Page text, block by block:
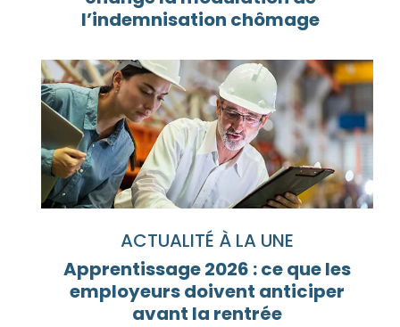
l’indemnisation chômage
ACTUALITÉ À LA UNE
Apprentissage 2026 : ce que les
employeurs doivent anticiper
avant la rentrée